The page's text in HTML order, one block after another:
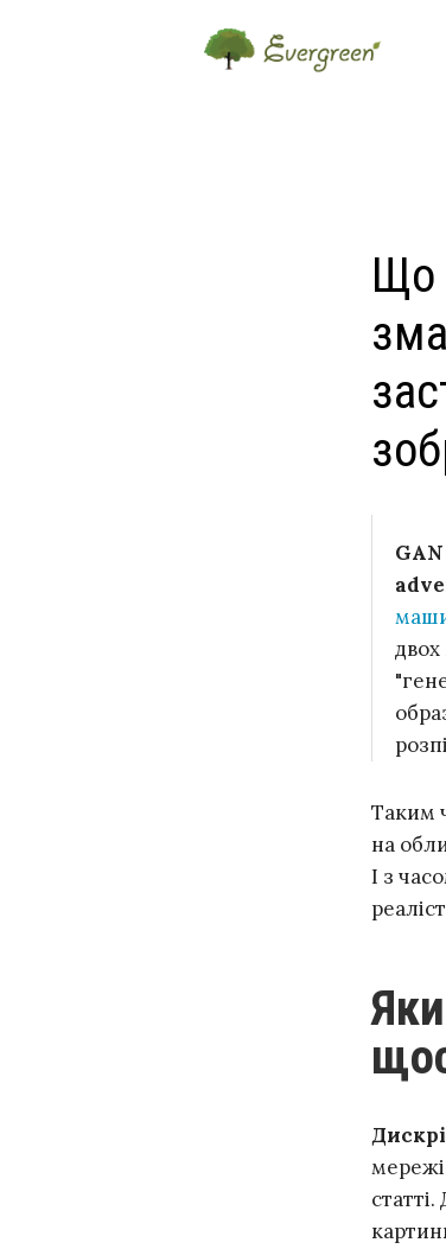
Що
Таким
на
І з
Яким чином нейронна мережа може